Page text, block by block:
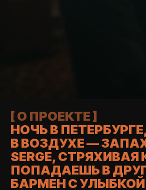
В ВОЗДУХЕ — ЗАПАХ
SERGE,
ПОПАДАЕШЬ В
БАРМЕН С УЛЫБКОЙ
СТОЛИКОМ КТО-ТО
БИРКИН…